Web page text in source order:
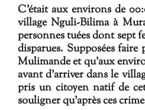
C'était aux environs de
village Nguli-Bilima à
personnes tuées dont sept
disparues. Supposées faire
Mulimande et qu'aux
avant d'arriver dans le
pris un citoyen natif de
souligner qu'après ces